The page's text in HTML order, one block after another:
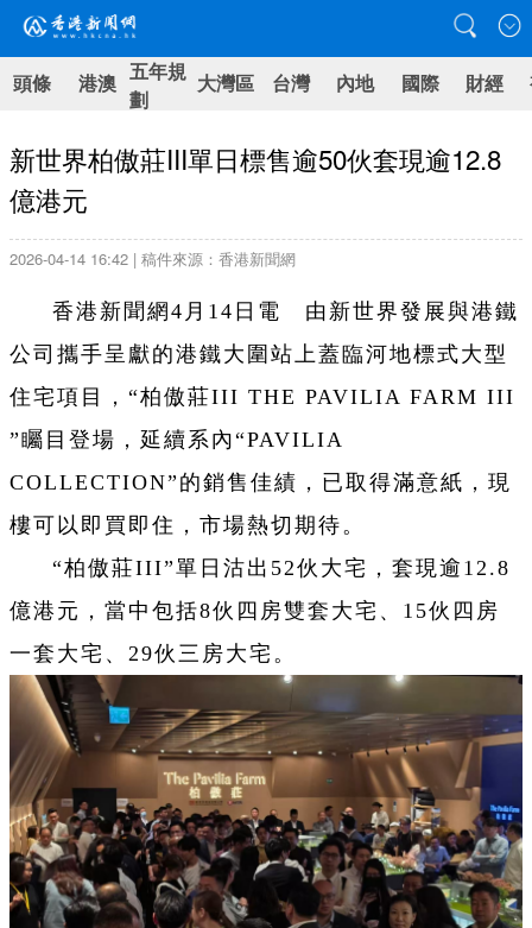
頭條 港澳 五年規
劃
大灣區 台灣 內地 國際 財經
新世界柏傲莊III單日標售逾50伙套現逾12.8
億港元
2026-04-14 16:42 | 稿件來源：香港新聞網
香港新聞網4月14日電 由新世界發展與港鐵
公司攜手呈獻的港鐵大圍站上蓋臨河地標式大型
住宅項目，“柏傲莊III THE PAVILIA FARM III
”矚目登場，延續系內“PAVILIA
COLLECTION”的銷售佳績，已取得滿意紙，現
樓可以即買即住，市場熱切期待。
“柏傲莊III”單日沽出52伙大宅，套現逾12.8
億港元，當中包括8伙四房雙套大宅、15伙四房
一套大宅、29伙三房大宅。